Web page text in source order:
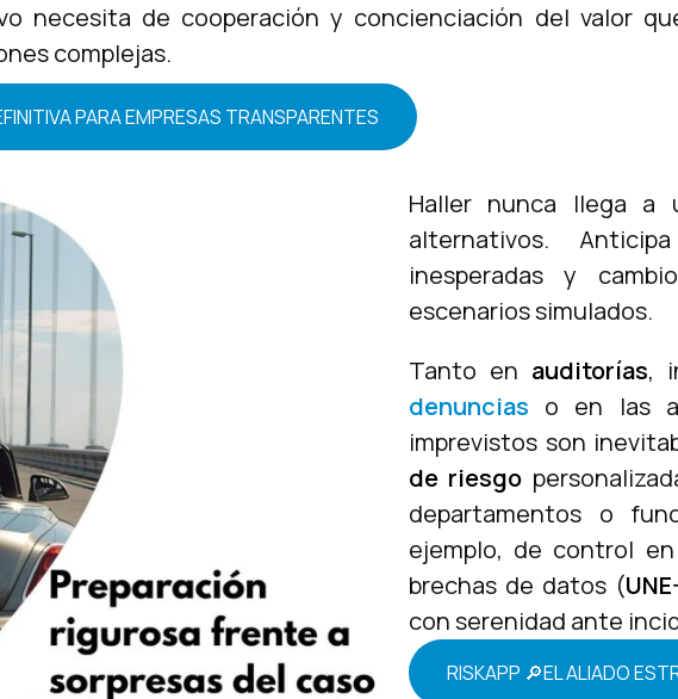
necesita de cooperación y concienciación del valor
complejas.
PARA EMPRESAS TRANSPARENTES
Haller nunca llega a
alternativos.
inesperadas y
escenarios simulados.
Tanto en auditorías,
denuncias o en las
imprevistos son
de riesgo
departamentos o
ejemplo, de control
brechas de datos (
con serenidad ante
RISKAPP 🔎EL ALIADO